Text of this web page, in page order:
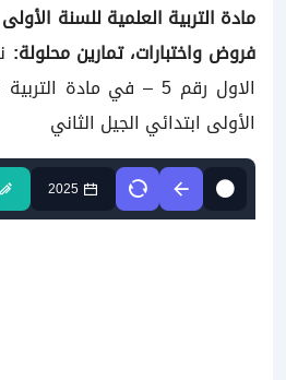
مادة التربية العلميةللسنة
فروض واختبارات، تمارين محلولة:
الاول رقم 5 – في مادة التربية العلمية
الأولى ابتدائي الجيل الثاني
2025